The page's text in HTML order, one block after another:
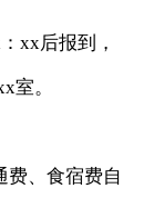
xx后报到，
室。
费、食宿费自